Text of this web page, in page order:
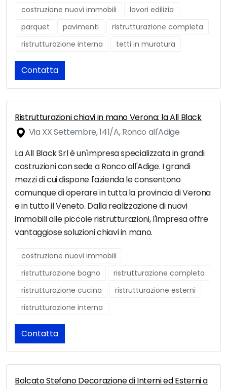
costruzione nuovi immobili
lavori edilizia
parquet
pavimenti
ristrutturazione completa
ristrutturazione interna
tetti in muratura
Contatta
Ristrutturazioni chiavi in mano Verona: la All Black
Via XX Settembre, 141/A, Ronco all'Adige
La All Black Srl è un'impresa specializzata in grandi
costruzioni con sede a Ronco all'Adige. I grandi
mezzi di cui dispone l'azienda le consentono
comunque di operare in tutta la provincia di Verona
e in tutto il Veneto. Dalla realizzazione di nuovi
immobili alle piccole ristrutturazioni, l'impresa offre
vantaggiose soluzioni chiavi in mano.
costruzione nuovi immobili
ristrutturazione bagno
ristrutturazione completa
ristrutturazione cucina
ristrutturazione esterni
ristrutturazione interna
Contatta
Bolcato Stefano Decorazione di Interni ed Esterni a